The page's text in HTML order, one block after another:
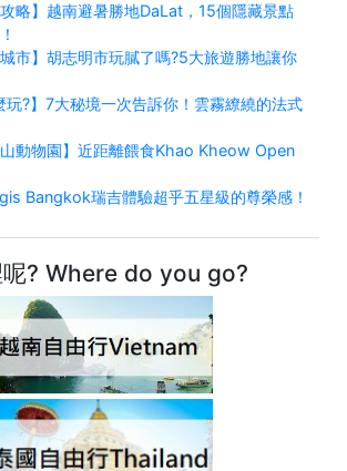
攻略】越南避暑勝地DaLat，15個隱藏景點
城市】胡志明市玩膩了嗎?5大旅遊勝地讓你
玩?】7大秘境一次告訴你！雲霧繚繞的法式
山動物園】近距離餵食Khao Kheow Open
Bangkok瑞吉體驗超乎五星級的尊榮感！
? Where do you go?